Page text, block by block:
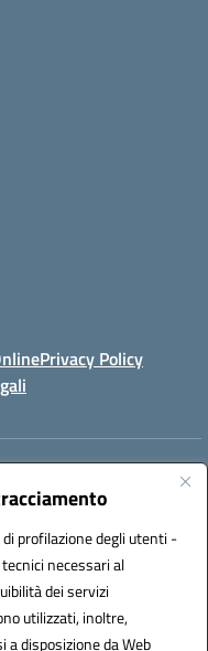
profilazione degli utenti -
necessari al
dei servizi
utilizzati, inoltre,
disposizione da Web
Privacy Policy